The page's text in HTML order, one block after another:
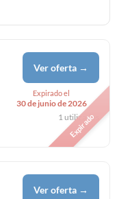
Expirado
Ver oferta →
Expirado el
30 de junio de 2026
1 utilizados
Ver oferta →